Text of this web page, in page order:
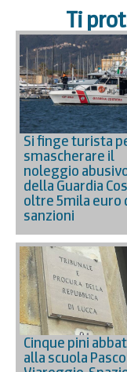
Ti
Si finge turista
smascherare il
noleggio
della Guardia
oltre 5mila euro
sanzioni
Cinque pini
alla scuola